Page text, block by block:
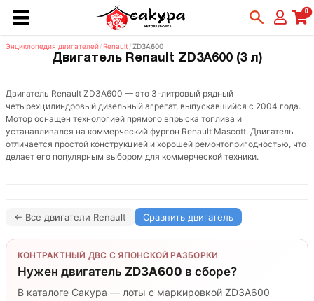
0
Энциклопедия двигателей/ Renault /ZD3A600
Двигатель Renault ZD3A600 (3 л)
Двигатель Renault ZD3A600 — это 3-литровый рядный
четырехцилиндровый дизельный агрегат, выпускавшийся с 2004 года.
Мотор оснащен технологией прямого впрыска топлива и
устанавливался на коммерческий фургон Renault Mascott. Двигатель
отличается простой конструкцией и хорошей ремонтопригодностью, что
делает его популярным выбором для коммерческой техники.
← Все двигатели Renault Сравнить двигатель
КОНТРАКТНЫЙ ДВС С ЯПОНСКОЙ РАЗБОРКИ
Нужен двигатель ZD3A600 в сборе?
В каталоге Сакура — лоты с маркировкой ZD3A600